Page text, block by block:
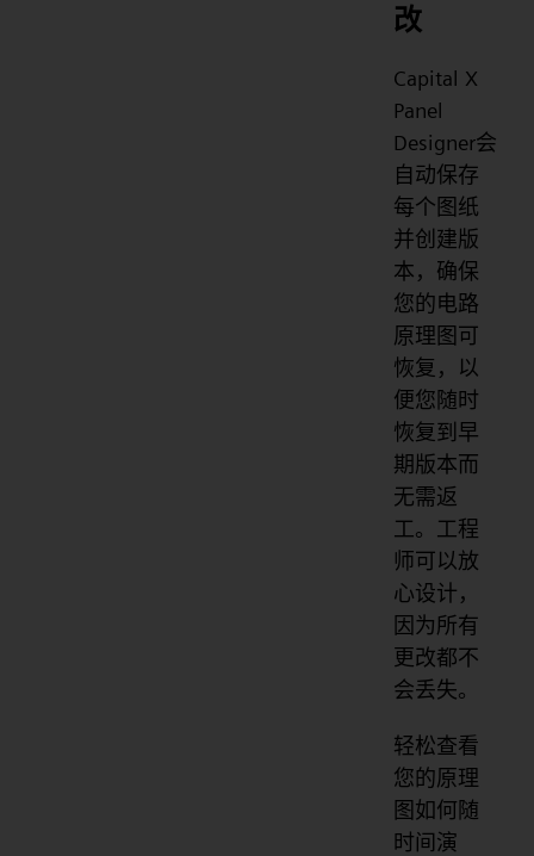
改
Capital X
Panel
Designer会
自动保存
每个图纸
并创建版
本，确保
您的电路
原理图可
恢复，以
便您随时
恢复到早
期版本而
无需返
工。工程
师可以放
心设计，
因为所有
更改都不
会丢失。
轻松查看
您的原理
图如何随
时间演